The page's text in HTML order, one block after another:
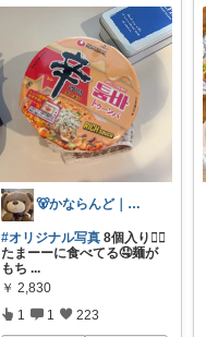
🐻かならんど｜プレママ🌼✨
#オリジナル写真 8個入り❤️‍🔥
たまーーに食べてる🤤麺が
もち ...
￥ 2,830
1 1 223